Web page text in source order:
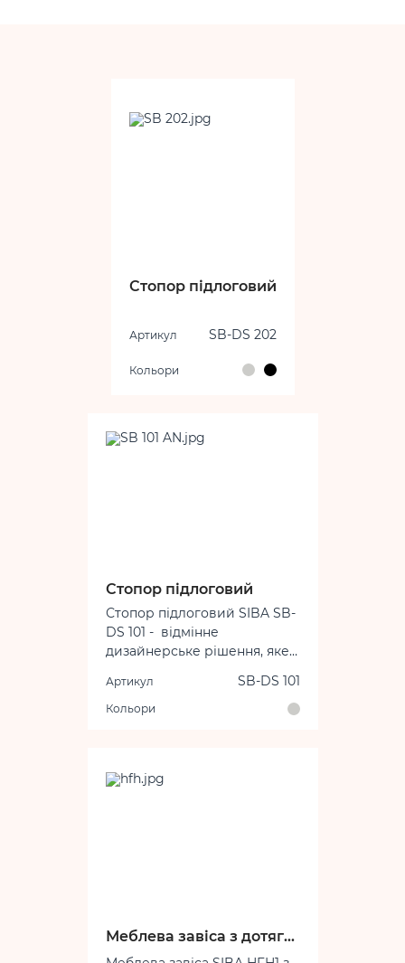
Стопор підлоговий
Артикул SB-DS 202
Кольори
Стопор підлоговий
Стопор підлоговий SIBA SB-
DS 101 - відмінне
дизайнерське рішення, яке
більшості покупців.
Артикул SB-DS 101
Кольори
Меблева завіса з дотягувачем